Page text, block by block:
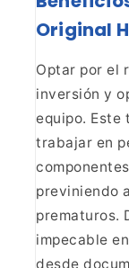
Original
Optar por el
inversión y
equipo. Este
trabajar en
previniendo
prematuros.
impecable
desde